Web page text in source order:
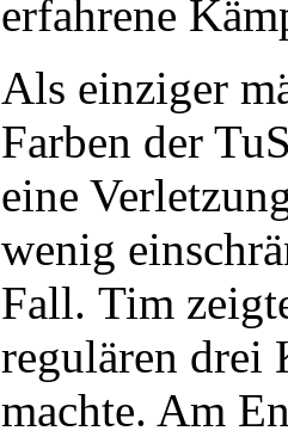
erfahrene
Als einziger
Farben der
eine
wenig
Fall. Tim
regulären drei
machte. Am